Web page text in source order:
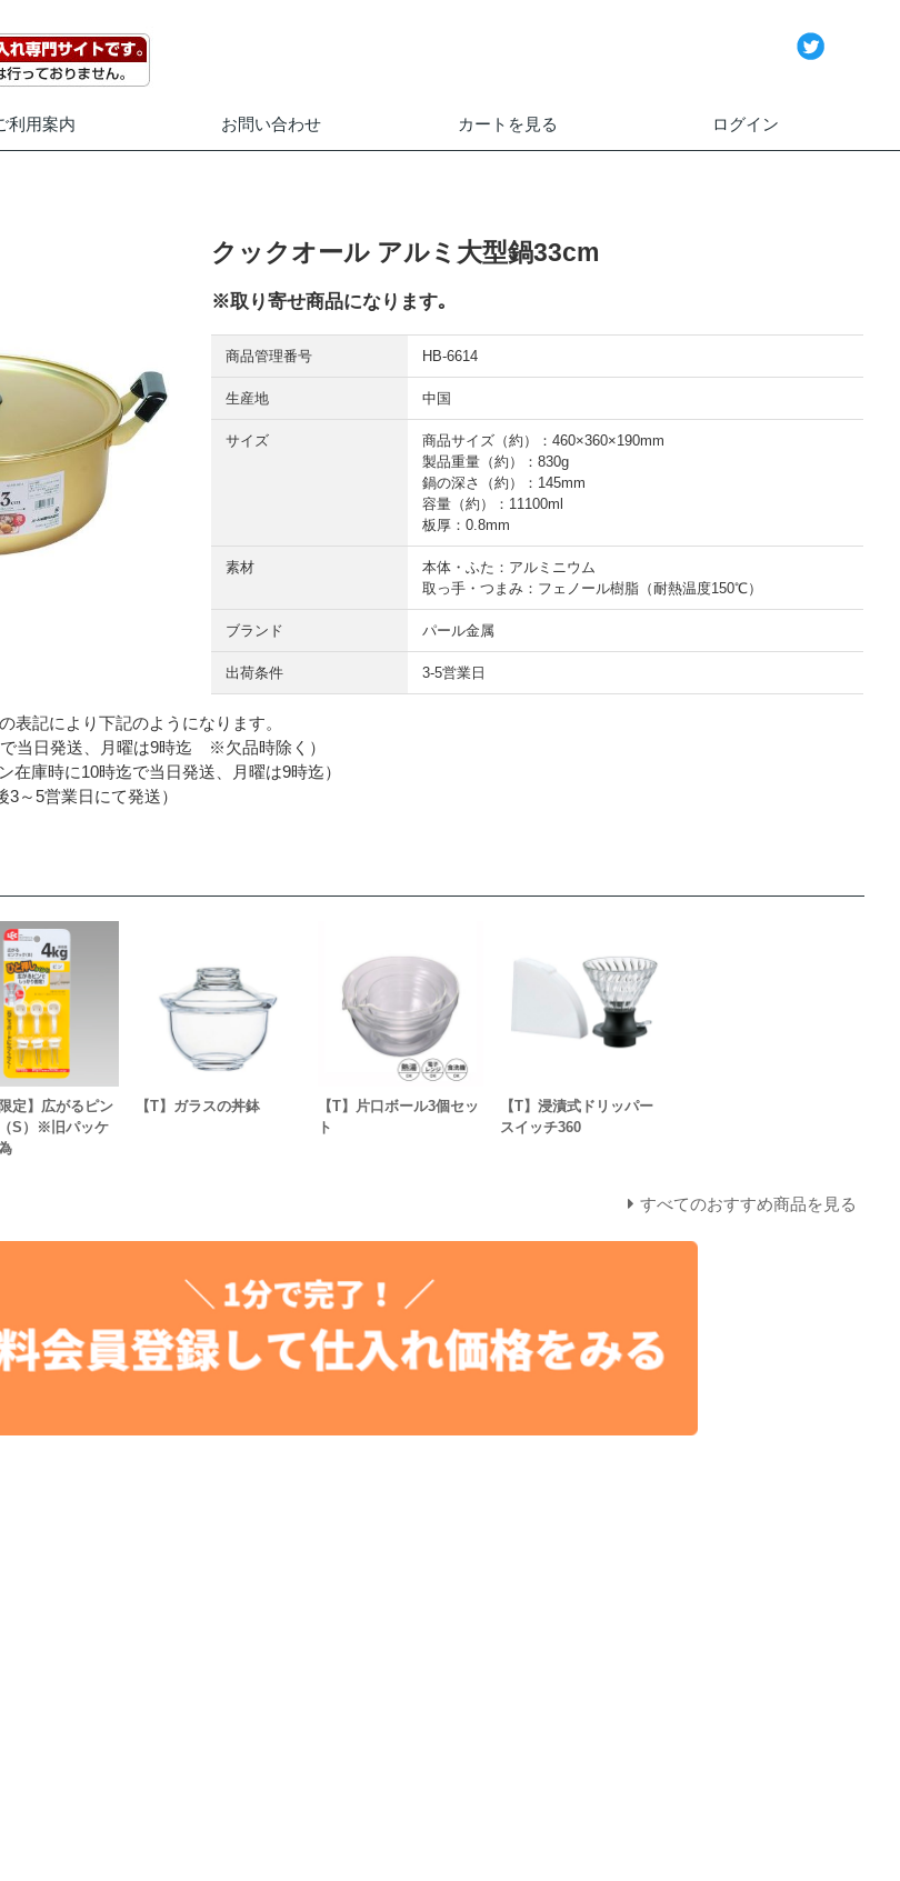
利用案内 お問い合わせ カートを見る ログイン
クックオール アルミ大型鍋33cm
※取り寄せ商品になります｡
商品管理番号 HB-6614
生産地 中国
サイズ
商品サイズ（約）：460×360×190mm
製品重量（約）：830g
鍋の深さ（約）：145mm
容量（約）：11100ml
板厚：0.8mm
素材
本体・ふた：アルミニウム
取っ手・つまみ：フェノール樹脂（耐熱温度150℃）
ブランド パール金属
出荷条件 3-5営業日
記により下記のようになります。
日発送、月曜は9時迄 ※欠品時除く）
庫時に10時迄で当日発送、月曜は9時迄）
～5営業日にて発送）
限定】広がるピン
S）※旧パッケ
【T】ガラスの丼鉢
【T】片口ボール3個セッ
ト
【T】浸漬式ドリッパー
スイッチ360
すべてのおすすめ商品を見る